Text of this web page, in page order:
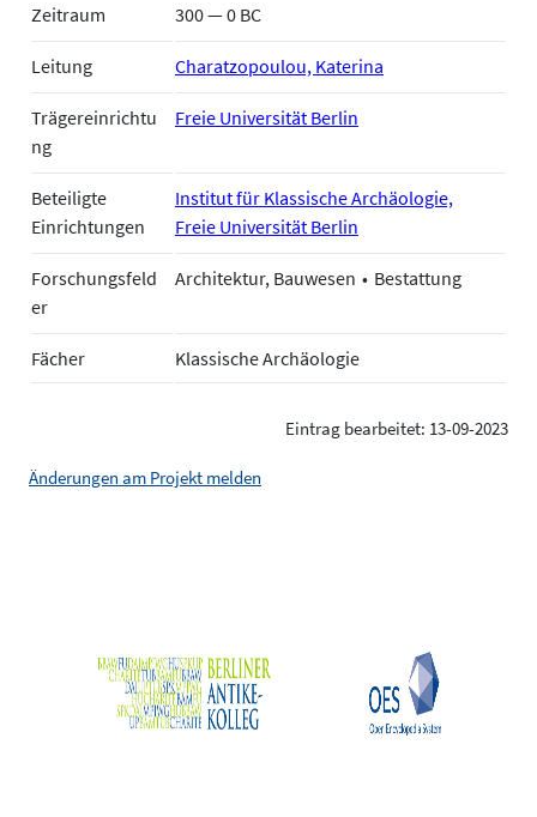
Zeitraum 300 — 0 BC
Leitung Charatzopoulou, Katerina
Trägereinrichtu
ng
Freie Universität Berlin
Beteiligte
Einrichtungen
Institut für Klassische Archäologie,
Freie Universität Berlin
Forschungsfeld
er
Architektur, Bauwesen Bestattung
Fächer Klassische Archäologie
Eintrag bearbeitet: 13-09-2023
Änderungen am Projekt melden